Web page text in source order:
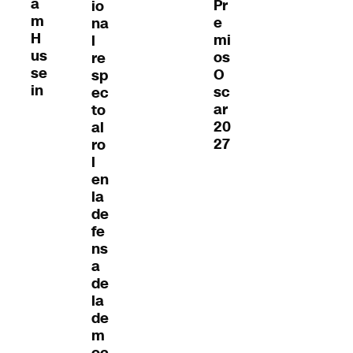
m
H
us
se
in
io
na
l
re
sp
ec
to
al
ro
l
en
la
de
fe
ns
a
de
la
de
m
Pr
e
mi
os
O
sc
ar
20
27